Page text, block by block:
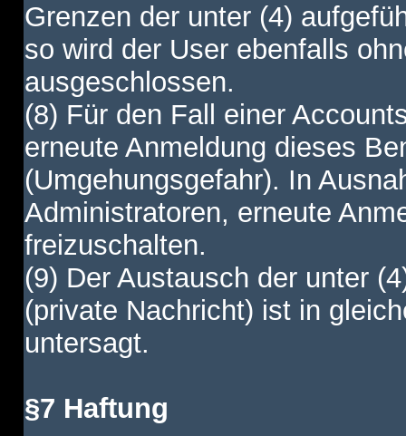
Grenzen der unter (4)
so wird der User ebenfalls
ausgeschlossen.
(8) Für den Fall einer
erneute Anmeldung dieses
(Umgehungsgefahr). In
Administratoren, erneute
freizuschalten.
(9) Der Austausch der unter
(private Nachricht) ist in
untersagt.
§7 Haftung